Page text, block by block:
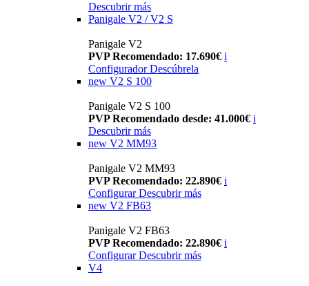
Descubrir más
Panigale V2 / V2 S
Panigale V2
PVP Recomendado: 17.690€ i
Configurador Descúbrela
new V2 S 100
Panigale V2 S 100
PVP Recomendado desde: 41.000€ i
Descubrir más
new V2 MM93
Panigale V2 MM93
PVP Recomendado: 22.890€ i
Configurar Descubrir más
new V2 FB63
Panigale V2 FB63
PVP Recomendado: 22.890€ i
Configurar Descubrir más
V4